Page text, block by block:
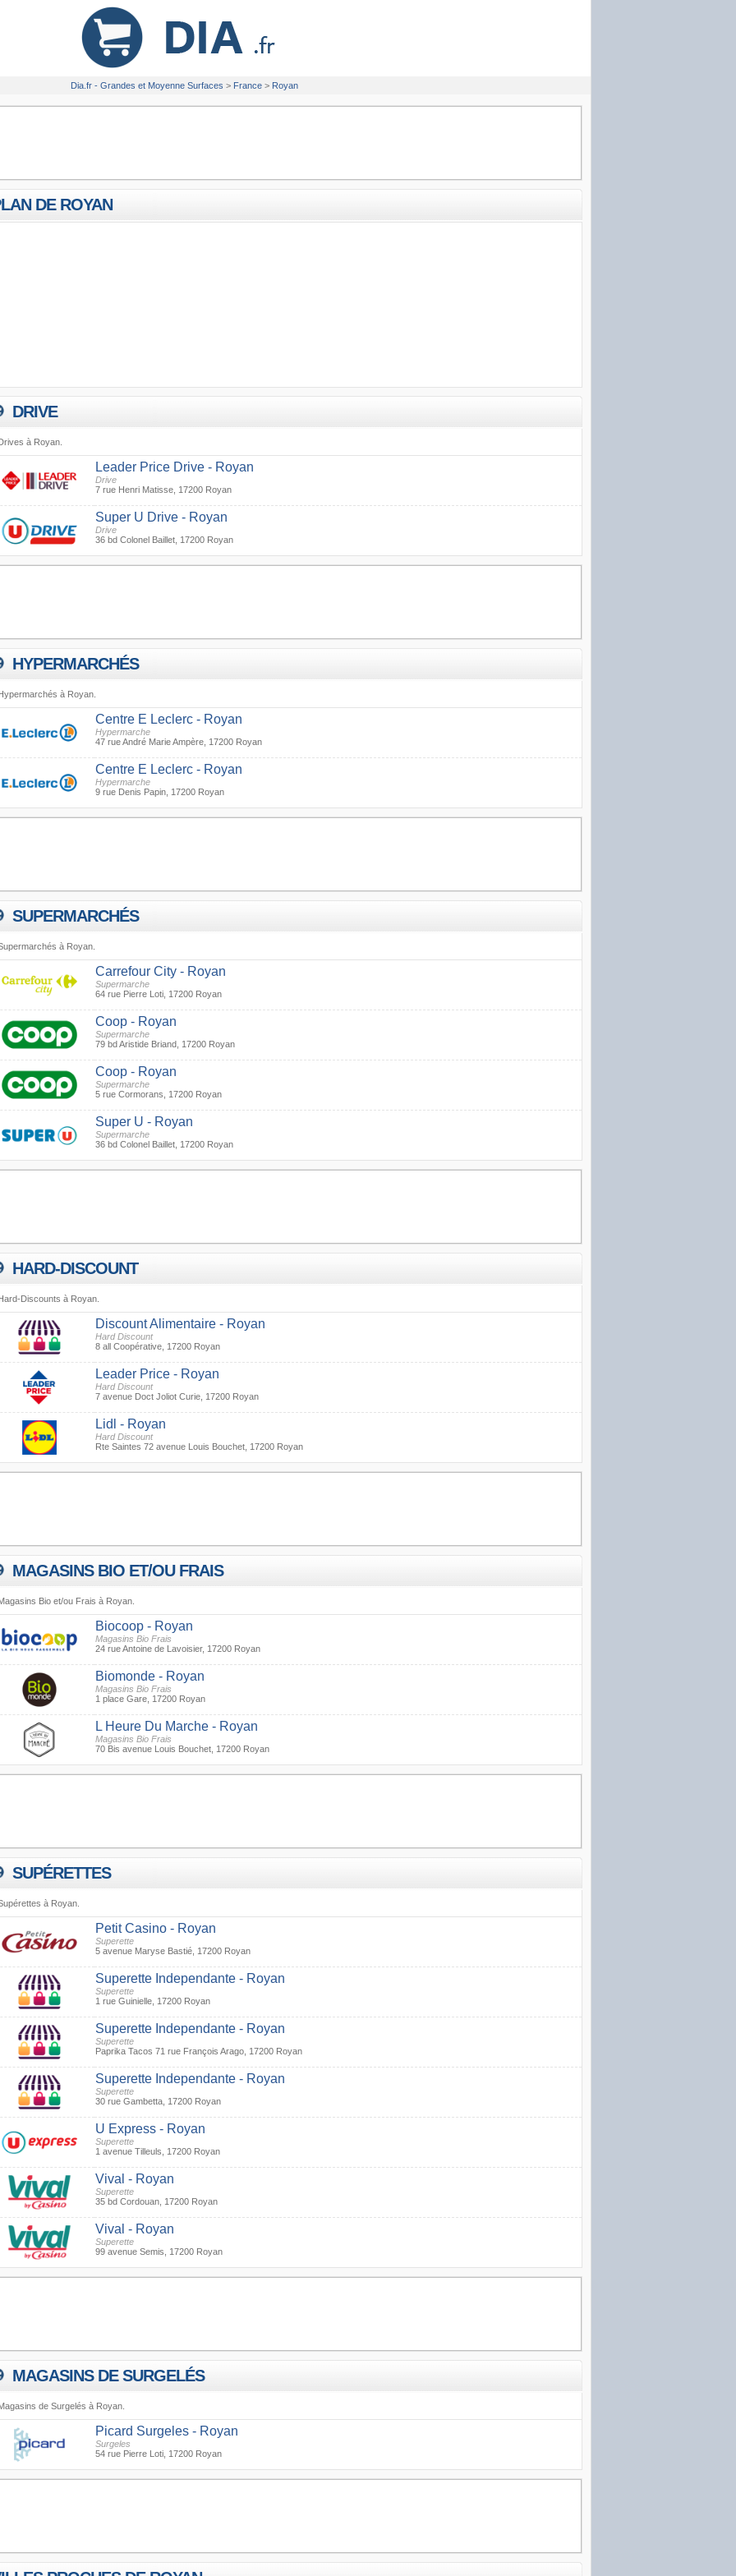
Dia.fr - Grandes et Moyenne Surfaces > France > Royan
DE ROYAN
DRIVE
à Royan.
Leader Price Drive - Royan
Drive
7 rue Henri Matisse, 17200 Royan
Super U Drive - Royan
Drive
36 bd Colonel Baillet, 17200 Royan
HYPERMARCHÉS
à Royan.
Centre E Leclerc - Royan
Hypermarche
47 rue André Marie Ampère, 17200 Royan
Centre E Leclerc - Royan
Hypermarche
9 rue Denis Papin, 17200 Royan
SUPERMARCHÉS
à Royan.
Carrefour City - Royan
Supermarche
64 rue Pierre Loti, 17200 Royan
Coop - Royan
Supermarche
79 bd Aristide Briand, 17200 Royan
Coop - Royan
Supermarche
5 rue Cormorans, 17200 Royan
Super U - Royan
Supermarche
36 bd Colonel Baillet, 17200 Royan
HARD-DISCOUNT
Discounts à Royan.
Discount Alimentaire - Royan
Hard Discount
8 all Coopérative, 17200 Royan
Leader Price - Royan
Hard Discount
7 avenue Doct Joliot Curie, 17200 Royan
Lidl - Royan
Hard Discount
Rte Saintes 72 avenue Louis Bouchet, 17200 Royan
MAGASINS BIO ET/OU FRAIS
Bio et/ou Frais à Royan.
Biocoop - Royan
Magasins Bio Frais
24 rue Antoine de Lavoisier, 17200 Royan
Biomonde - Royan
Magasins Bio Frais
1 place Gare, 17200 Royan
L Heure Du Marche - Royan
Magasins Bio Frais
70 Bis avenue Louis Bouchet, 17200 Royan
SUPÉRETTES
à Royan.
Petit Casino - Royan
Superette
5 avenue Maryse Bastié, 17200 Royan
Superette Independante - Royan
Superette
1 rue Guinielle, 17200 Royan
Superette Independante - Royan
Superette
Paprika Tacos 71 rue François Arago, 17200 Royan
Superette Independante - Royan
Superette
30 rue Gambetta, 17200 Royan
U Express - Royan
Superette
1 avenue Tilleuls, 17200 Royan
Vival - Royan
Superette
35 bd Cordouan, 17200 Royan
Vival - Royan
Superette
99 avenue Semis, 17200 Royan
MAGASINS DE SURGELÉS
de Surgelés à Royan.
Picard Surgeles - Royan
Surgeles
54 rue Pierre Loti, 17200 Royan